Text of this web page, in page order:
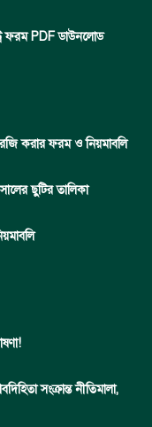
ফরম PDF ডাউনলোড
করার ফরম ও নিয়মাবলি
ছুটির তালিকা
সংক্রান্ত নীতিমালা,